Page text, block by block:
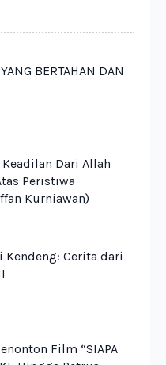
BERTAHAN DAN
Dari Allah
Peristiwa
Kurniawan)
Kendeng: Cerita dari
Film “SIAPA